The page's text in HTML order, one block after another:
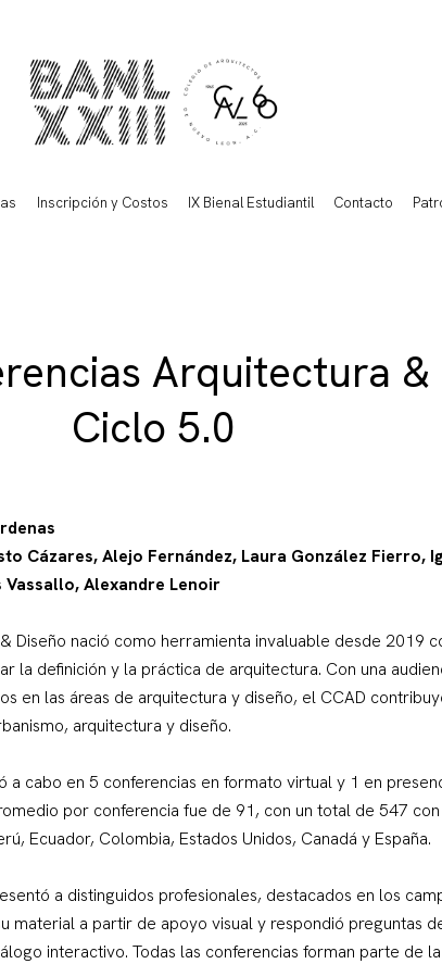
Inscripción y Costos IX Bienal Estudiantil Contacto
Arquitectura &
Ciclo 5.0
Cázares, Alejo Fernández, Laura González Fierro,
Vassallo, Alexandre Lenoir
Diseño nació como herramienta invaluable desde 2019
la definición y la práctica de arquitectura. Con una
en las áreas de arquitectura y diseño, el CCAD
arquitectura y diseño.
a cabo en 5 conferencias en formato virtual y 1 en
por conferencia fue de 91, con un total de 547 con
Ecuador, Colombia, Estados Unidos, Canadá y España.
a distinguidos profesionales, destacados en los
material a partir de apoyo visual y respondió preguntas
interactivo. Todas las conferencias forman parte de